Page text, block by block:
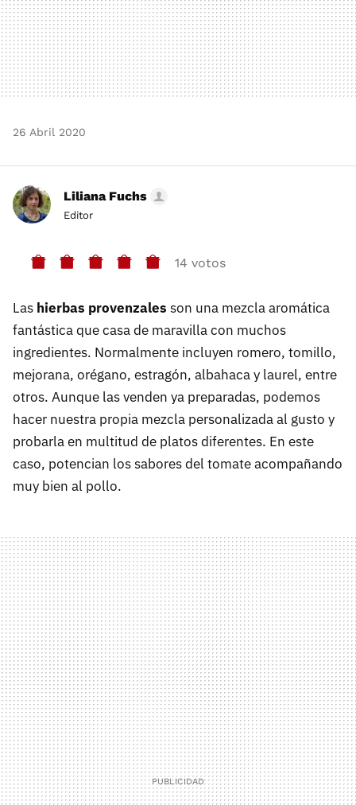
26 Abril 2020
Liliana Fuchs
Editor
14 votos
Las hierbas provenzales son una mezcla aromática
fantástica que casa de maravilla con muchos
ingredientes. Normalmente incluyen romero, tomillo,
mejorana, orégano, estragón, albahaca y laurel, entre
otros. Aunque las venden ya preparadas, podemos
hacer nuestra propia mezcla personalizada al gusto y
probarla en multitud de platos diferentes. En este
caso, potencian los sabores del tomate acompañando
muy bien al pollo.